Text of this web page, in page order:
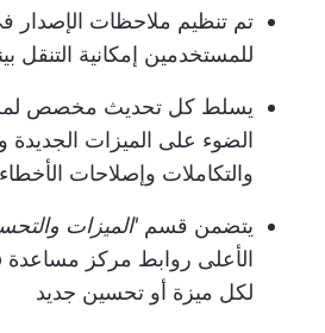
تم تنظيم ملاحظات الإصدار
للمستخدمين إمكانية التنقل
يسلط كل تحديث مخصص
الضوء على الميزات الجديدة
والتكاملات وإصلاحات الأخطاء
يتضمن قسم 'الميزات
لكل ميزة أو تحسين جديد